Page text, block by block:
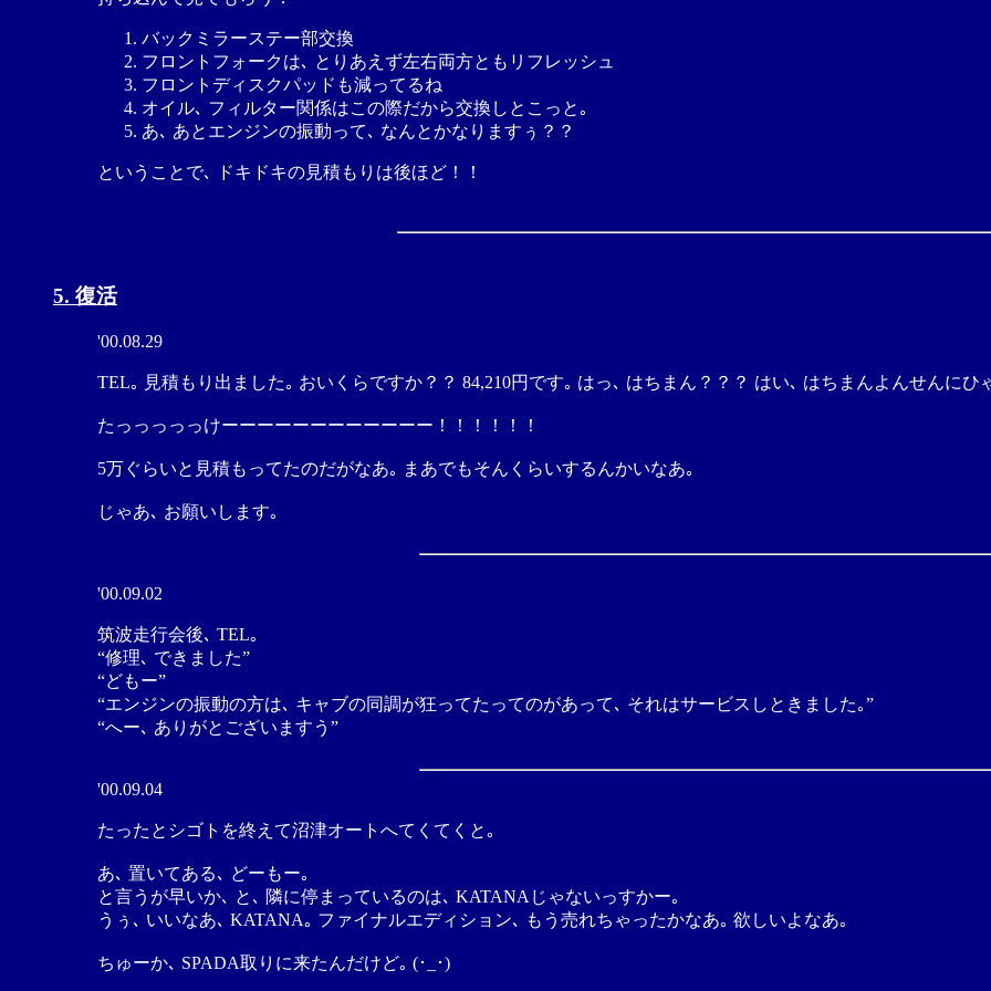
バックミラーステー部交換
フロントフォークは､ とりあえず左右両方ともリフレッシュ
フロントディスクパッドも減ってるね
オイル､ フィルター関係はこの際だから交換しとこっと｡
あ､ あとエンジンの振動って､ なんとかなりますぅ？？
ということで､ ドキドキの見積もりは後ほど！！
5. 復活
'00.08.29
TEL｡ 見積もり出ました｡ おいくらですか？？ 84,210円です｡ はっ､ はちまん？？？ はい､ はちまんよんせんにひ
たっっっっっけーーーーーーーーーーーー！！！！！！
5万ぐらいと見積もってたのだがなあ｡ まあでもそんくらいするんかいなあ｡
じゃあ､ お願いします｡
'00.09.02
筑波走行会後､ TEL｡
“修理､ できました”
“どもー”
“エンジンの振動の方は､ キャブの同調が狂ってたってのがあって､ それはサービスしときました｡”
“へー､ ありがとございますう”
'00.09.04
たったとシゴトを終えて沼津オートへてくてくと｡
あ､ 置いてある､ どーもー｡
と言うが早いか､ と､ 隣に停まっているのは､ KATANAじゃないっすかー｡
うぅ､ いいなあ､ KATANA｡ ファイナルエディション､ もう売れちゃったかなあ｡ 欲しいよなあ｡
ちゅーか､ SPADA取りに来たんだけど｡ (･_･)